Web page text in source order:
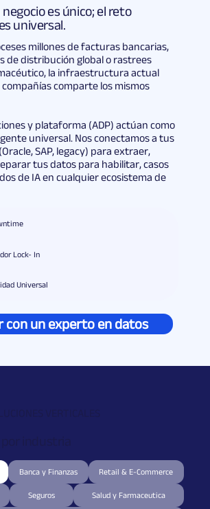
negocio es único; el reto
universal.
millones de facturas bancarias,
de distribución global o rastrees
la infraestructura actual
comparte los mismos
y plataforma (ADP) actúan como
universal. Nos conectamos a tus
SAP, legacy) para extraer,
tus datos para habilitar, casos
de IA en cualquier ecosistema de
Lock- In
Universal
con un experto en datos
Banca y Finanzas Retail & E-Commerce
Seguros Salud y Farmaceutica